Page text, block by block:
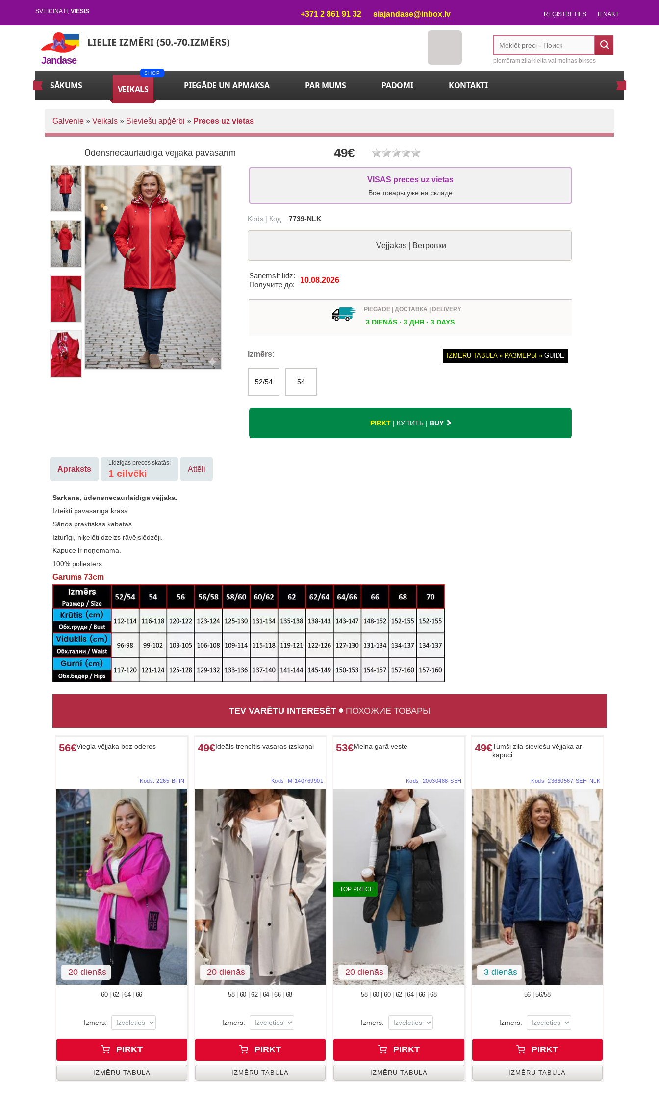
SVEICINĀTI , VIESIS +371 2 861 91 32 siajandase@inbox.lv REĢISTRĒTIES IENĀKT
Jandase
LIELIE IZMĒRI (50.-70.IZMĒRS)
piemēram:zila kleita vai melnas bikses
SĀKUMS VEIKALS PIEGĀDE UN APMAKSA PAR MUMS PADOMI KONTAKTI
Galvenie » Veikals » Sieviešu apģērbi » Preces uz vietas
Ūdensnecaurlaidīga vējjaka pavasarim 49€
VISAS preces uz vietas
Все товары уже на складе
Kods | Код: 7739-NLK
Vējjakas | Ветровки
Saņemsit līdz:
Получите до:
10.08.2026
PIEGĀDE | ДОСТАВКА | DELIVERY
3 DIENĀS · 3 ДНЯ · 3 DAYS
IZMĒRU TABULA » РАЗМЕРЫ » GUIDE
Izmērs:
52/54 54
PIRKT | КУПИТЬ | BUY
Apraksts
Līdzīgas preces skatās:
1 cilvēki Attēli
Sarkana, ūdensnecaurlaidīga vējjaka.
Izteikti pavasarīgā krāsā.
Sānos praktiskas kabatas.
Izturīgi, niķelēti dzelzs rāvējslēdzēji.
Kapuce ir noņemama.
100% poliesters.
Garums 73cm
TEV VARĒTU INTERESĒT ПОХОЖИЕ ТОВАРЫ
56€Viegla vējjaka bez oderes
Kods: 2265-BFIN
20 dienās
60 | 62 | 64 | 66
Izmērs:
PIRKT
IZMĒRU TABULA
49€Ideāls trencītis vasaras izskaņai
Kods: M-140769901
20 dienās
58 | 60 | 62 | 64 | 66 | 68
Izmērs:
PIRKT
IZMĒRU TABULA
53€Melna garā veste
Kods: 20030488-SEH
TOP PRECE
20 dienās
58 | 60 | 60 | 62 | 64 | 66 | 68
Izmērs:
PIRKT
IZMĒRU TABULA
49€Tumši zila sieviešu vējjaka ar
kapuci
Kods: 23660567-SEH-NLK
3 dienās
56 | 56/58
Izmērs:
PIRKT
IZMĒRU TABULA